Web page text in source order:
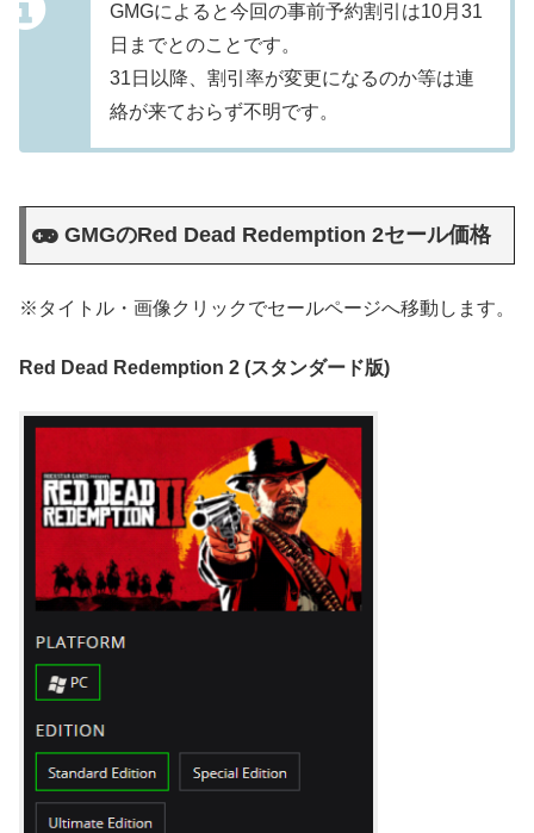
GMGによると今回の事前予約割引は10月31
日までとのことです。
31日以降、割引率が変更になるのか等は連
絡が来ておらず不明です。
GMGのRed Dead Redemption 2セール価格
※タイトル・画像クリックでセールページへ移動します。
Red Dead Redemption 2 (スタンダード版)